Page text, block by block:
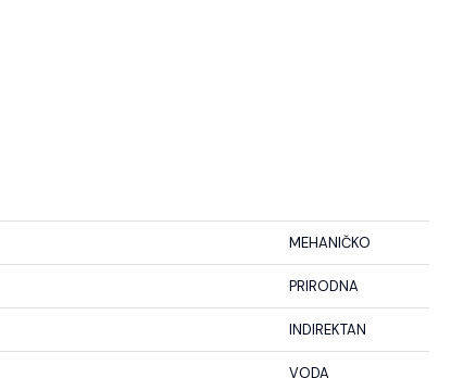
MEHANIČKO
PRIRODNA
INDIREKTAN
VODA